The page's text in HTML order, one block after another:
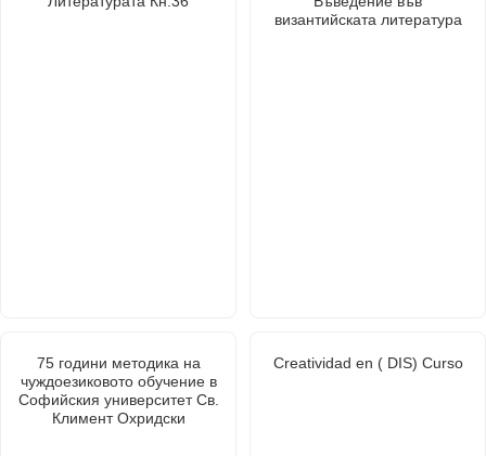
византийската литература
75 години методика на
чуждоезиковото обучение в
Софийския университет Св.
Климент Охридски
Creatividad en ( DIS) Curso